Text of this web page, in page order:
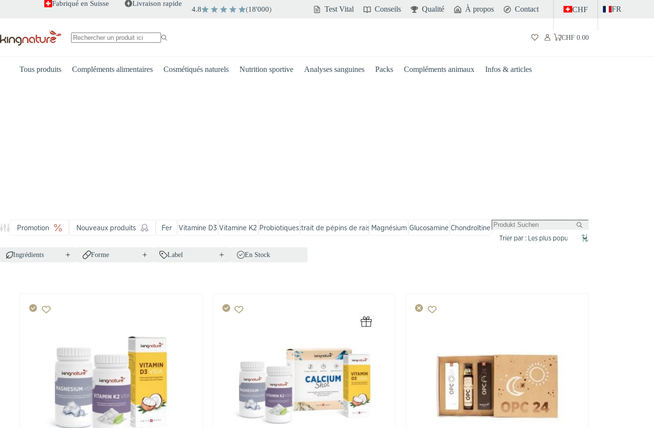
Fabriqué en Suisse Livraison rapide
4.8 (18'000) Test Vital Conseils Qualité À propos Contact CHF FR
Panier
CHF0.00
Tous produits Compléments alimentaires Cosmétiqués naturels Nutrition sportive Analyses sanguines Packs Compléments animaux Infos & articles
Promotion Nouveaux produits Fer Vitamine D3 Vitamine K2 ProbiotiquesExtrait de pépins de raisinMagnésium Glucosamine Chondroïtine
Ingrédients Forme Label En Stock